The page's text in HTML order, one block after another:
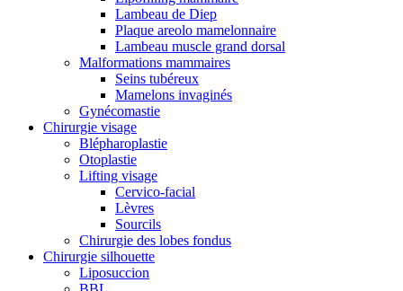
Lambeau de Diep
Plaque areolo mamelonnaire
Lambeau muscle grand dorsal
Malformations mammaires
Seins tubéreux
Mamelons invaginés
Gynécomastie
Chirurgie visage
Blépharoplastie
Otoplastie
Lifting visage
Cervico-facial
Lèvres
Sourcils
Chirurgie des lobes fondus
Chirurgie silhouette
Liposuccion